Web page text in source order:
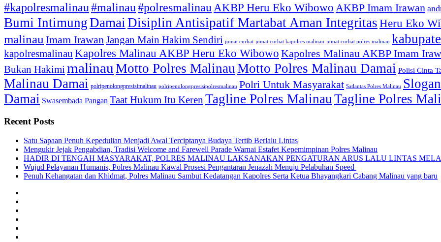
#kapolresmalinau#malinau#polresmalinau AKBP Heru Eko Wibowo AKBP Imam Irawan
Bumi IntimungDamaiDisiplin Antisipatif Martabat Aman IntegritasHeru Eko
malinau Imam IrawanJangan Main Hakim Sendiri jumat curhat jumat curhat kapolres malinau jumat curhat polres malinau
kapolresmalinau Kapolres Malinau AKBP Heru Eko Wibowo Kapolres Malinau AKBP Imam
Bukan Hakimi malinau Motto Polres MalinauMotto Polres Malinau Damai Polisi Cinta
Malinau Damai polripenolongpresisimalinau polripenolongpresisipolresmalinau Polri Untuk Masyarakat Satlantas Polres Malinau
Damai Swasembada Pangan Taat Hukum Itu Keren Tagline Polres MalinauTagline Polres
Recent Posts
Satu Sapaan Penuh Kepedulian Menjadi Awal Terciptanya Budaya Tertib Berlalu Lintas
Mengukir Jejak Pengabdian, Tradisi Welcome and Farewell Parade Warnai Estafet Kepemimpinan Polres Malinau
HADIR DI TENGAH MASYARAKAT, POLRES MALINAU LAKSANAKAN PENGATURAN ARUS LALU LINTAS
Wujud Pelayanan Humanis, Polres Malinau Kawal Prosesi Pengantaran Jenazah Menuju Pelabuhan Speed
Penuh Kehangatan dan Khidmat, Polres Malinau Sambut Kedatangan Kapolres Serta Ketua Bhayangkari Cabang Malinau yang baru